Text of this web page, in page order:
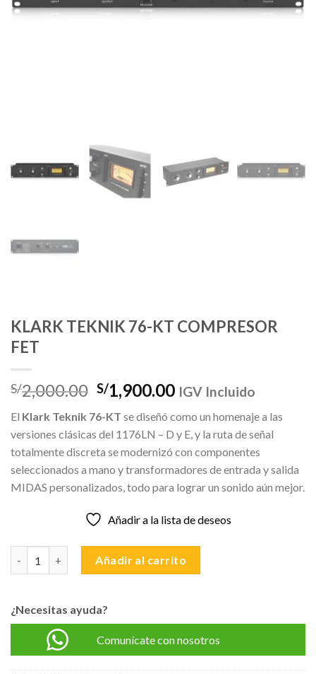
KLARK TEKNIK 76-KT COMPRESOR
FET
S/2,000.00 El
precio
original
era:
S/2,000.00.
S/1,900.00El
actual
es:
S/1,900.00.
IGV Incluido
El Klark Teknik 76-KT se diseñó como un homenaje a las
versiones clásicas del 1176LN – D y E, y la ruta de señal
totalmente discreta se modernizó con componentes
seleccionados a mano y transformadores de entrada y salida
MIDAS personalizados, todo para lograr un sonido aún mejor.
Añadir a la lista de deseos
Añadir al carrito
¿Necesitas ayuda?
Comunícate con nosotros